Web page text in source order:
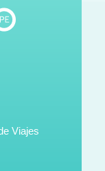
Viajes